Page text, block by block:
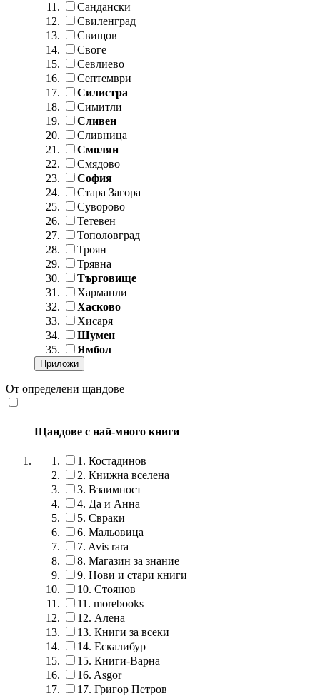
Сандански
Свиленград
Свищов
Своге
Севлиево
Септември
Силистра
Симитли
Сливен
Сливница
Смолян
Смядово
София
Стара Загора
Суворово
Тетевен
Тополовград
Троян
Трявна
Търговище
Харманли
Хасково
Хисаря
Шумен
Ямбол
От определени щандове
Щандове с най-много книги
1. Костадинов
2. Книжна вселена
3. Взаимност
4. Да и Анна
5. Свраки
6. Мальовица
7. Avis rara
8. Магазин за знание
9. Нови и стари книги
10. Стоянов
11. morebooks
12. Алена
13. Книги за всеки
14. Ескалибур
15. Книги-Варна
16. Asgor
17. Григор Петров